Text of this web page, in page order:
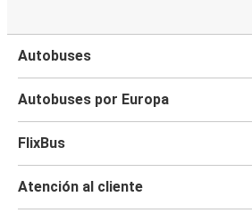
Autobuses
Autobuses por Europa
FlixBus
Atención al cliente